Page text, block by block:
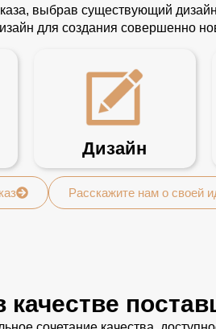
выбрав существующий
для создания совершенно
Дизайн
Расскажите нам о своей